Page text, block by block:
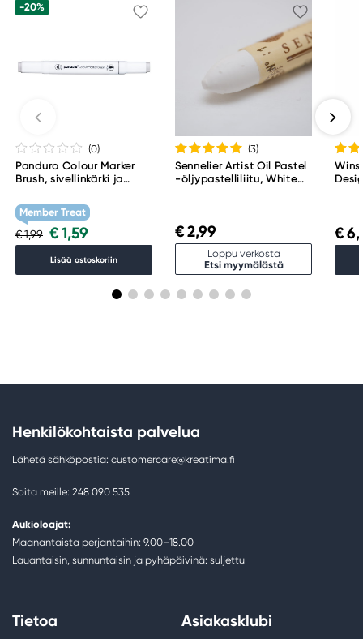
-20%
(0)
Panduro Colour Marker
Brush, sivellinkärki ja
WG1
Member Treat
€ 1,99 € 1,59
Lisää ostoskoriin
(3)
Sennelier Artist Oil Pastel
-öljypastelliliitu, White
€ 2,99
Loppu verkosta
Etsi myymälästä
€
Henkilökohtaista palvelua
Lähetä sähköpostia: customercare@kreatima.fi
Soita meille: 248 090 535
Aukioloajat:
Maanantaista perjantaihin: 9.00–18.00
Lauantaisin, sunnuntaisin ja pyhäpäivinä: suljettu
Tietoa Asiakasklubi